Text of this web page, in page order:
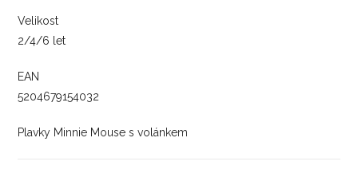
Velikost
2/4/6 let
EAN
5204679154032
Plavky Minnie Mouse s volánkem